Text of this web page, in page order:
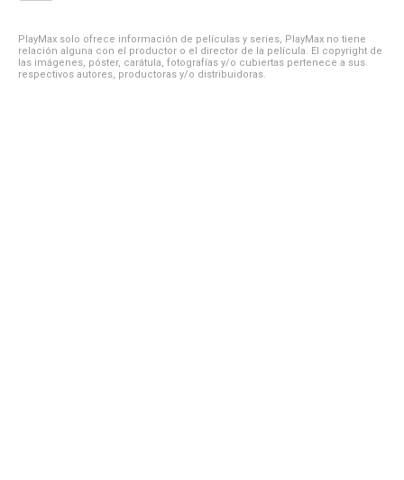
PlayMax solo ofrece información de películas y series, PlayMax no tiene
relación alguna con el productor o el director de la película. El copyright de
las imágenes, póster, carátula, fotografías y/o cubiertas pertenece a sus
respectivos autores, productoras y/o distribuidoras.